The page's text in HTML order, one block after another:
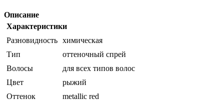
Описание
Характеристики
Разновидность химическая
Тип
оттеночный спрей
Волосы
для всех типов волос
Цвет
рыжий
Оттенок
metallic red